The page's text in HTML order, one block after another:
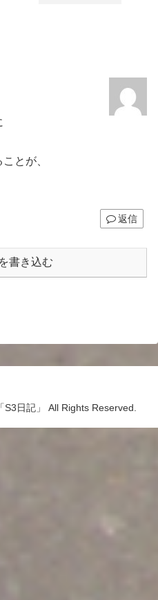
とが、
返信
書き込む
日記」 All Rights Reserved.